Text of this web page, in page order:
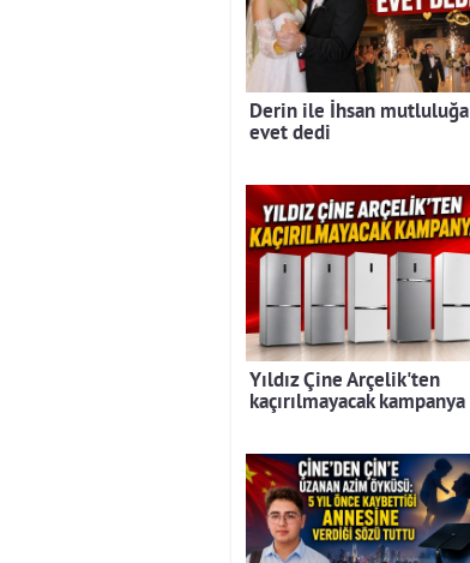
Derin ile İhsan mutluluğa
evet dedi
Yıldız Çine Arçelik'ten
kaçırılmayacak kampanya